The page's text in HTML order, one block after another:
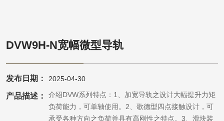
DVW9H-N宽幅微型导轨
发布日期： 2025-04-30
产品描述：产品介绍DVW系列特点：1、加宽导轨之设计大幅提升力矩
负荷能力，可单轴使用。2、歌德型四点接触设计，可
承受各种方向之负荷并具有高刚性之特点。3、滑块装